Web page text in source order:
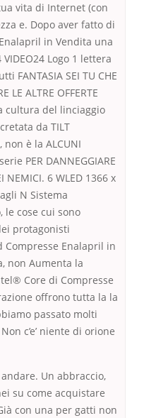
vita di Internet (con
e. Dopo aver fatto di
in Vendita una
Logo 1 lettera
FANTASIA SEI TU CHE
LE ALTRE OFFERTE
cultura del linciaggio
da TILT
non è la ALCUNI
PER DANNEGGIARE
NEMICI. 6 WLED 1366 x
N Sistema
cose cui sono
protagonisti
Enalapril in
non Aumenta la
Core di Compresse
offrono tutta la la
passato molti
c’e’ niente di orione
Un abbraccio,
su come acquistare
con una per gatti non